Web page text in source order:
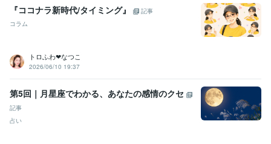
『ココナラ新時代/タイミング』
記事
コラム
トロふわ❤なつこ
2026/06/10 19:37
第5回｜月星座でわかる、あなたの感情のクセ
記事
占い